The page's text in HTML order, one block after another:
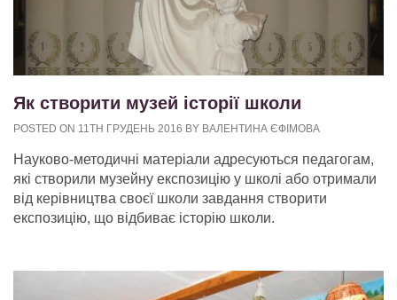
Як створити музей історії школи
POSTED ON 11TH ГРУДЕНЬ 2016 BY ВАЛЕНТИНА ЄФІМОВА
Науково-методичні матеріали адресуються педагогам,
які створили музейну експозицію у школі або отримали
від керівництва своєї школи завдання створити
експозицію, що відбиває історію школи.